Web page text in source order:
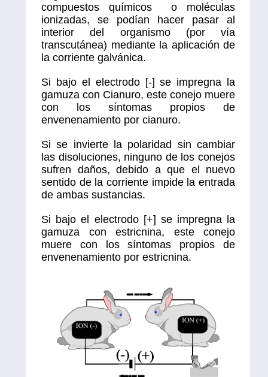
compuestos químicos o moléculas
ionizadas, se podían hacer pasar al
interior del organismo (por vía
transcutánea) mediante la aplicación de
la corriente galvánica.
Si bajo el electrodo [-] se impregna la
gamuza con Cianuro, este conejo muere
con los síntomas propios de
envenenamiento por cianuro.
Si se invierte la polaridad sin cambiar
las disoluciones, ninguno de los conejos
sufren daños, debido a que el nuevo
sentido de la corriente impide la entrada
de ambas sustancias.
Si bajo el electrodo [+] se impregna la
gamuza con estricnina, este conejo
muere con los síntomas propios de
envenenamiento por estricnina.